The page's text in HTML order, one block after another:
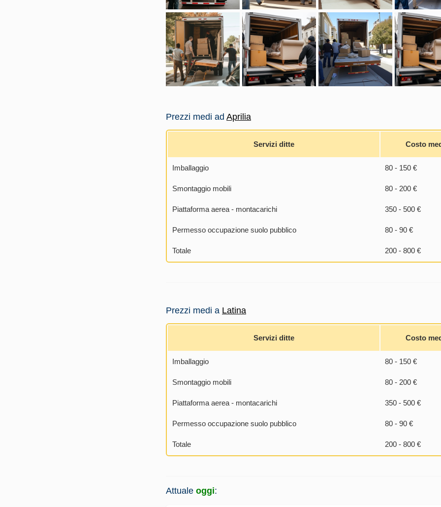
Prezzi medi ad Aprilia
Servizi ditte Costo
Imballaggio 80 - 150 €
Smontaggio mobili 80 - 200 €
Piattaforma aerea - montacarichi 350 - 500 €
Permesso occupazione suolo pubblico 80 - 90 €
Totale 200 - 800 €
Prezzi medi a Latina
Servizi ditte Costo
Imballaggio 80 - 150 €
Smontaggio mobili 80 - 200 €
Piattaforma aerea - montacarichi 350 - 500 €
Permesso occupazione suolo pubblico 80 - 90 €
Totale 200 - 800 €
Attuale oggi: